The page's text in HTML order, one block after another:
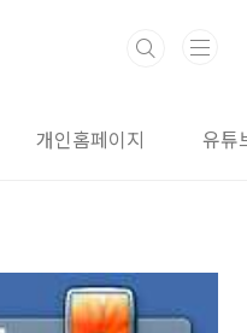
개인홈페이지 유튜